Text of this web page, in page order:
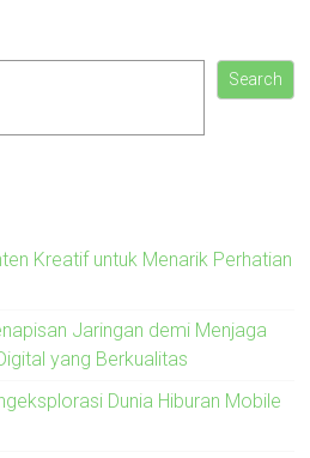
Search
Kreatif untuk Menarik Perhatian
Jaringan demi Menjaga
yang Berkualitas
Dunia Hiburan Mobile